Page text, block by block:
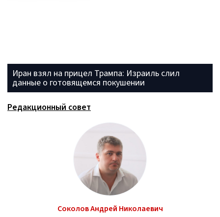
Иран взял на прицел Трампа: Израиль слил
данные о готовящемся покушении
Редакционный совет
Соколов Андрей Николаевич